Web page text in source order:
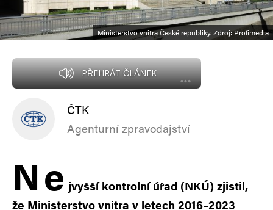
Ministerstvo vnitra České republiky. Zdroj: Profimedia
PŘEHRÁT ČLÁNEK
ČTK
Agenturní zpravodajství
Ne jvyšší kontrolní úřad (NKÚ) zjistil,
že Ministerstvo vnitra v letech 2016–2023